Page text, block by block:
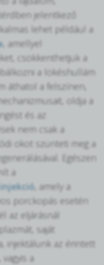
jelentkező
lehet például a
, amellyel
csökkenthetjük a
a lökéshullám
áthatol a felszínen,
oldja a
és az
nem csak a
okot szünteti meg a
Egészen
a
, amely a
porckopás esetén
az eljárásnál
saját
injektálunk az érintett
a